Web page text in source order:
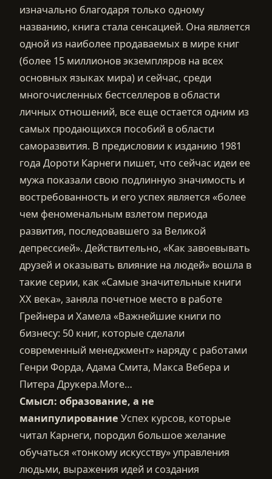
изначально благодаря только одному
названию, книга стала сенсацией. Она является
одной из наиболее продаваемых в мире книг
(более 15 миллионов экземпляров на всех
основных языках мира) и сейчас, среди
многочисленных бестселлеров в области
личных отношений, все еще остается одним из
самых продающихся пособий в области
саморазвития. В предисловии к изданию 1981
года Дороти Карнеги пишет, что сейчас идеи ее
мужа показали свою подлинную значимость и
востребованность и его успех является «более
чем феноменальным взлетом периода
развития, последовавшего за Великой
депрессией». Действительно, «Как завоевывать
друзей и оказывать влияние на людей» вошла в
такие серии, как «Самые значительные книги
XX века», заняла почетное место в работе
Грейнера и Хамела «Важнейшие книги по
бизнесу: 50 книг, которые сделали
современный менеджмент» наряду с работами
Генри Форда, Адама Смита, Макса Вебера и
Питера Друкера.More…
Смысл: образование, а не
манипулирование Успех курсов, которые
читал Карнеги, породил большое желание
обучаться «тонкому искусству» управления
людьми, выражения идей и создания